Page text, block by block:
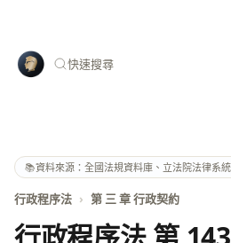
快速搜尋
📚資料來源：全國法規資料庫、立法院法律系統
行政程序法 › 第 三 章 行政契約